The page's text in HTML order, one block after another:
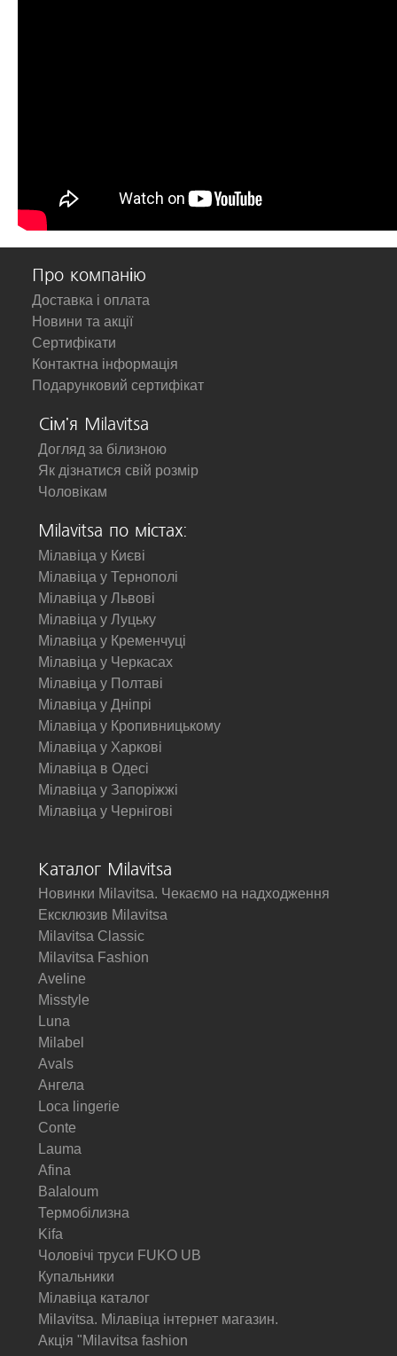
Про компанію
Доставка і оплата
Новини та акції
Сертифікати
Контактна інформація
Подарунковий сертифікат
Сім'я Milavitsa
Догляд за білизною
Як дізнатися свій розмір
Чоловікам
Milavitsa по містах:
Мілавіца у Києві
Мілавіца у Тернополі
Мілавіца у Львові
Мілавіца у Луцьку
Мілавіца у Кременчуці
Мілавіца у Черкасах
Мілавіца у Полтаві
Мілавіца у Дніпрі
Мілавіца у Кропивницькому
Мілавіца у Харкові
Мілавіца в Одесі
Мілавіца у Запоріжжі
Мілавіца у Чернігові
Каталог Milavitsa
Новинки Milavitsa. Чекаємо на надходження
Ексклюзив Milavitsa
Milavitsa Classic
Milavitsa Fashion
Aveline
Misstyle
Luna
Milabel
Avals
Ангела
Loca lingerie
Conte
Lauma
Afina
Balaloum
Термобілизна
Kifa
Чоловічі труси FUKO UB
Купальники
Мілавіца каталог
Milavitsa. Мілавіца інтернет магазин.
Акція "Milavitsa fashion